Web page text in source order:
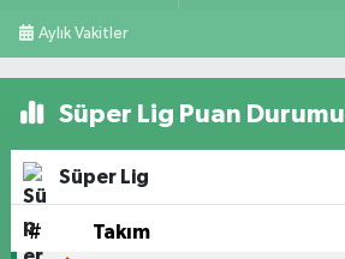
Aylık Vakitler
Süper Lig Puan Durumu
Süper Lig
# Takım